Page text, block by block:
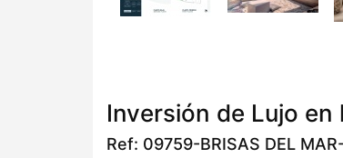
Inversión de Lujo en
Ref: 09759-BRISAS DEL